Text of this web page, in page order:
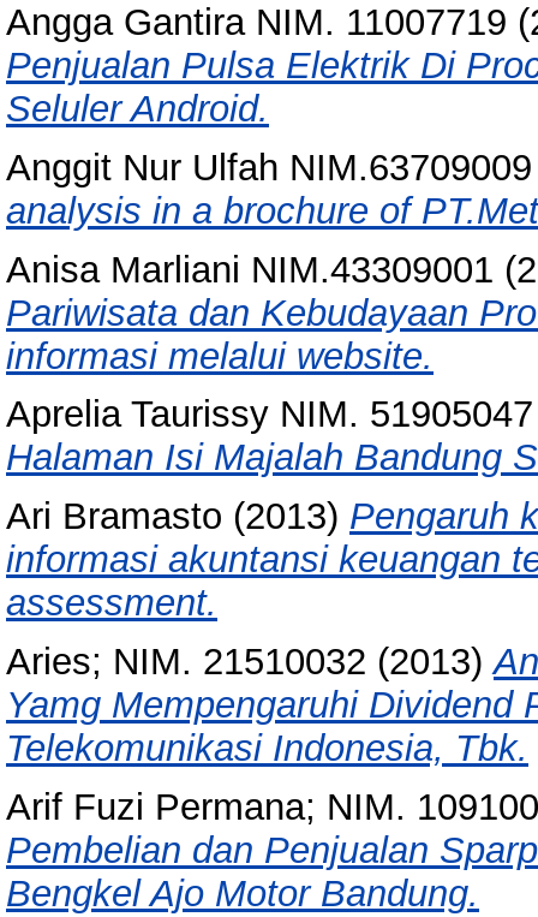
Angga Gantira NIM. 11007719
Penjualan Pulsa Elektrik Di
Seluler Android.
Anggit Nur Ulfah NIM.63709009
analysis in a brochure of
Anisa Marliani NIM.43309001
Pariwisata dan Kebudayaan
informasi melalui website.
Aprelia Taurissy NIM. 51905047
Halaman Isi Majalah Bandung
Ari Bramasto (2013) Pengaruh
informasi akuntansi keuangan
assessment.
Aries; NIM. 21510032 (2013)
Yamg Mempengaruhi Dividend
Telekomunikasi Indonesia, Tbk.
Arif Fuzi Permana; NIM.
Pembelian dan Penjualan
Bengkel Ajo Motor Bandung.